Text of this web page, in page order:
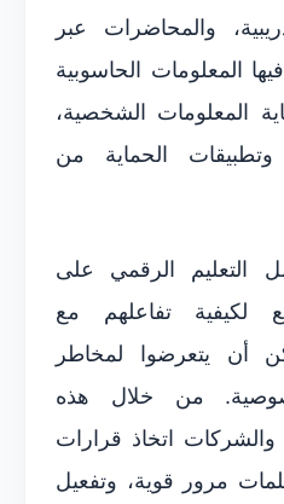
والمحاضرات عبر
المعلومات الحاسوبية
المعلومات الشخصية،
وتطبيقات الحماية من
التعليم الرقمي على
لكيفية تفاعلهم مع
أن يتعرضوا لمخاطر
من خلال هذه
والشركات اتخاذ قرارات
مرور قوية، وتفعيل